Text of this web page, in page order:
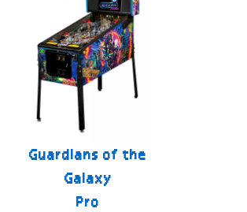
Guardians of the
Galaxy
Pro